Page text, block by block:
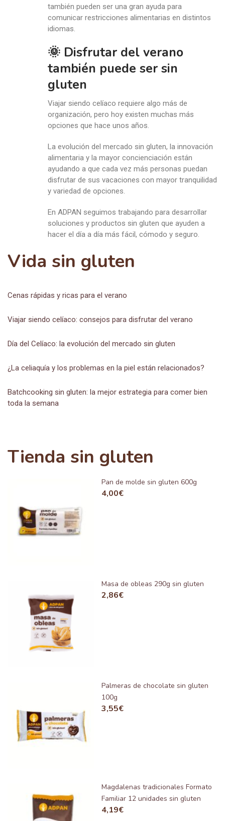
también pueden ser una gran ayuda para
comunicar restricciones alimentarias en distintos
idiomas.
🌞 Disfrutar del verano
también puede ser sin
gluten
Viajar siendo celíaco requiere algo más de
organización, pero hoy existen muchas más
opciones que hace unos años.
La evolución del mercado sin gluten, la innovación
alimentaria y la mayor concienciación están
ayudando a que cada vez más personas puedan
disfrutar de sus vacaciones con mayor tranquilidad
y variedad de opciones.
En ADPAN seguimos trabajando para desarrollar
soluciones y productos sin gluten que ayuden a
hacer el día a día más fácil, cómodo y seguro.
Vida sin gluten
Cenas rápidas y ricas para el verano
Viajar siendo celíaco: consejos para disfrutar del verano
Día del Celíaco: la evolución del mercado sin gluten
¿La celiaquía y los problemas en la piel están relacionados?
Batchcooking sin gluten: la mejor estrategia para comer bien
toda la semana
Tienda sin gluten
Pan de molde sin gluten 600g
4,00€
Masa de obleas 290g sin gluten
2,86€
Palmeras de chocolate sin gluten
100g
3,55€
Magdalenas tradicionales Formato
Familiar 12 unidades sin gluten
4,19€